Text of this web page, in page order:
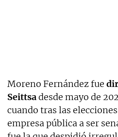
Moreno Fernández fue
Seittsadesde mayo de
cuando tras las
empresa pública a ser